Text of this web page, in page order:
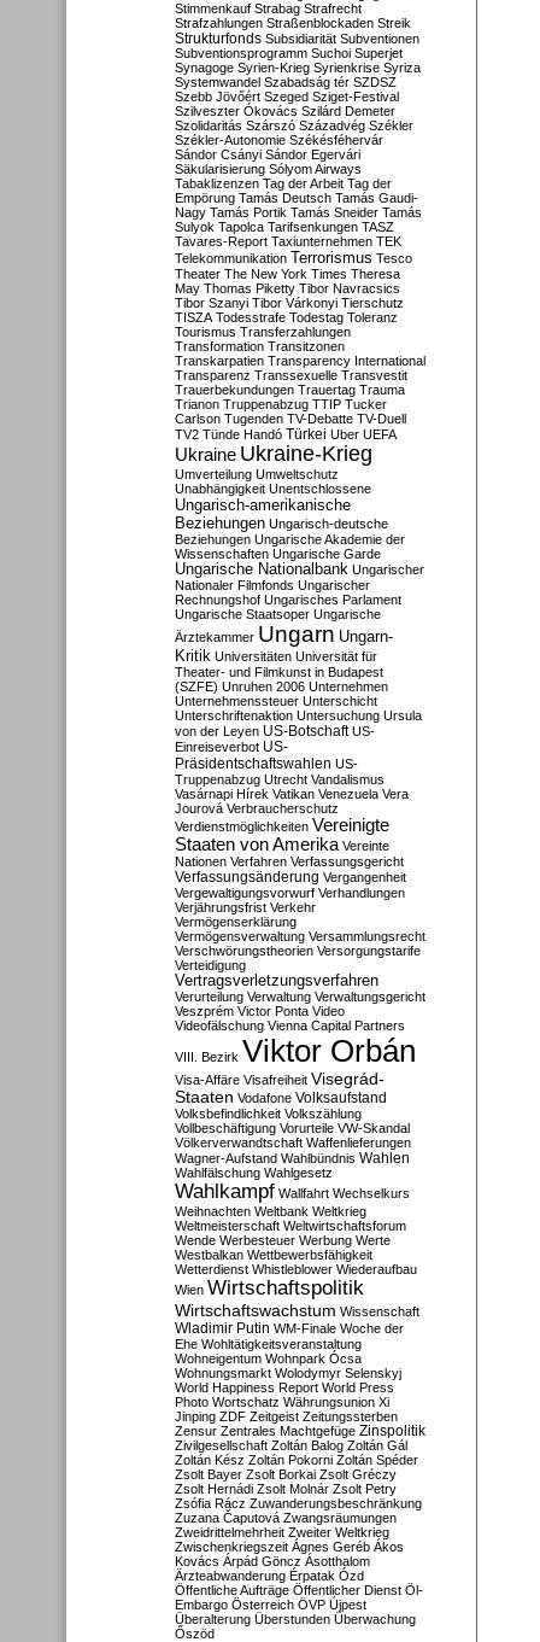
Stimmenkauf Strabag Strafrecht
Strafzahlungen Straßenblockaden Streik
Strukturfonds Subsidiarität Subventionen
Subventionsprogramm Suchoi Superjet
Synagoge Syrien-Krieg Syrienkrise Syriza
Systemwandel Szabadság tér SZDSZ
Szebb Jövőért Szeged Sziget-Festival
Szilveszter Ókovács Szilárd Demeter
Szolidaritás Szárszó Századvég Székler
Székler-Autonomie Székésféhervár
Sándor Csányi Sándor Egervári
Säkularisierung Sólyom Airways
Tabaklizenzen Tag der Arbeit Tag der
Empörung Tamás Deutsch Tamás Gaudi-
Nagy Tamás Portik Tamás Sneider Tamás
Sulyok Tapolca Tarifsenkungen TASZ
Tavares-Report Taxiunternehmen TEK
Telekommunikation Terrorismus Tesco
Theater The New York Times Theresa
May Thomas Piketty Tibor Navracsics
Tibor Szanyi Tibor Várkonyi Tierschutz
TISZA Todesstrafe Todestag Toleranz
Tourismus Transferzahlungen
Transformation Transitzonen
Transkarpatien Transparency International
Transparenz Transsexuelle Transvestit
Trauerbekundungen Trauertag Trauma
Trianon Truppenabzug TTIP Tucker
Carlson Tugenden TV-Debatte TV-Duell
TV2 Tünde Handó Türkei Uber UEFA
Ukraine Ukraine-Krieg
Umverteilung Umweltschutz
Unabhängigkeit Unentschlossene
Ungarisch-amerikanische
Beziehungen Ungarisch-deutsche
Beziehungen Ungarische Akademie der
Wissenschaften Ungarische Garde
Ungarische Nationalbank Ungarischer
Nationaler Filmfonds Ungarischer
Rechnungshof Ungarisches Parlament
Ungarische Staatsoper Ungarische
Ärztekammer Ungarn Ungarn-
Kritik Universitäten Universität für
Theater- und Filmkunst in Budapest
(SZFE) Unruhen 2006 Unternehmen
Unternehmenssteuer Unterschicht
Unterschriftenaktion Untersuchung Ursula
von der Leyen US-Botschaft US-
Einreiseverbot US-
Präsidentschaftswahlen US-
Truppenabzug Utrecht Vandalismus
Vasárnapi Hírek Vatikan Venezuela Vera
Jourová Verbraucherschutz
Verdienstmöglichkeiten Vereinigte
Staaten von Amerika Vereinte
Nationen Verfahren Verfassungsgericht
Verfassungsänderung Vergangenheit
Vergewaltigungsvorwurf Verhandlungen
Verjährungsfrist Verkehr
Vermögenserklärung
Vermögensverwaltung Versammlungsrecht
Verschwörungstheorien Versorgungstarife
Verteidigung
Vertragsverletzungsverfahren
Verurteilung Verwaltung Verwaltungsgericht
Veszprém Victor Ponta Video
Videofälschung Vienna Capital Partners
VIII. Bezirk Viktor Orbán
Visa-Affäre Visafreiheit Visegrád-
Staaten Vodafone Volksaufstand
Volksbefindlichkeit Volkszählung
Vollbeschäftigung Vorurteile VW-Skandal
Völkerverwandtschaft Waffenlieferungen
Wagner-Aufstand Wahlbündnis Wahlen
Wahlfälschung Wahlgesetz
Wahlkampf Wallfahrt Wechselkurs
Weihnachten Weltbank Weltkrieg
Weltmeisterschaft Weltwirtschaftsforum
Wende Werbesteuer Werbung Werte
Westbalkan Wettbewerbsfähigkeit
Wetterdienst Whistleblower Wiederaufbau
Wien Wirtschaftspolitik
Wirtschaftswachstum Wissenschaft
Wladimir Putin WM-Finale Woche der
Ehe Wohltätigkeitsveranstaltung
Wohneigentum Wohnpark Ócsa
Wohnungsmarkt Wolodymyr Selenskyj
World Happiness Report World Press
Photo Wortschatz Währungsunion Xi
Jinping ZDF Zeitgeist Zeitungssterben
Zensur Zentrales Machtgefüge Zinspolitik
Zivilgesellschaft Zoltán Balog Zoltán Gál
Zoltán Kész Zoltán Pokorni Zoltán Spéder
Zsolt Bayer Zsolt Borkai Zsolt Gréczy
Zsolt Hernádi Zsolt Molnár Zsolt Petry
Zsófia Rácz Zuwanderungsbeschränkung
Zuzana Čaputová Zwangsräumungen
Zweidrittelmehrheit Zweiter Weltkrieg
Zwischenkriegszeit Ágnes Geréb Ákos
Kovács Árpád Göncz Ásotthalom
Ärzteabwanderung Érpatak Ózd
Öffentliche Aufträge Öffentlicher Dienst Öl-
Embargo Österreich ÖVP Újpest
Überalterung Überstunden Überwachung
Őszöd